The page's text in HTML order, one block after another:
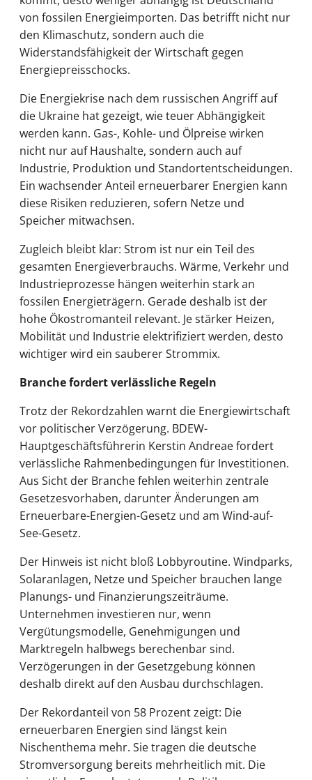
von fossilen Energieimporten. Das betrifft nicht nur
den Klimaschutz, sondern auch die
Widerstandsfähigkeit der Wirtschaft gegen
Energiepreisschocks.
Die Energiekrise nach dem russischen Angriff auf
die Ukraine hat gezeigt, wie teuer Abhängigkeit
werden kann. Gas-, Kohle- und Ölpreise wirken
nicht nur auf Haushalte, sondern auch auf
Industrie, Produktion und Standortentscheidungen.
Ein wachsender Anteil erneuerbarer Energien kann
diese Risiken reduzieren, sofern Netze und
Speicher mitwachsen.
Zugleich bleibt klar: Strom ist nur ein Teil des
gesamten Energieverbrauchs. Wärme, Verkehr und
Industrieprozesse hängen weiterhin stark an
fossilen Energieträgern. Gerade deshalb ist der
hohe Ökostromanteil relevant. Je stärker Heizen,
Mobilität und Industrie elektrifiziert werden, desto
wichtiger wird ein sauberer Strommix.
Branche fordert verlässliche Regeln
Trotz der Rekordzahlen warnt die Energiewirtschaft
vor politischer Verzögerung. BDEW-
Hauptgeschäftsführerin Kerstin Andreae fordert
verlässliche Rahmenbedingungen für Investitionen.
Aus Sicht der Branche fehlen weiterhin zentrale
Gesetzesvorhaben, darunter Änderungen am
Erneuerbare-Energien-Gesetz und am Wind-auf-
See-Gesetz.
Der Hinweis ist nicht bloß Lobbyroutine. Windparks,
Solaranlagen, Netze und Speicher brauchen lange
Planungs- und Finanzierungszeiträume.
Unternehmen investieren nur, wenn
Vergütungsmodelle, Genehmigungen und
Marktregeln halbwegs berechenbar sind.
Verzögerungen in der Gesetzgebung können
deshalb direkt auf den Ausbau durchschlagen.
Der Rekordanteil von 58 Prozent zeigt: Die
erneuerbaren Energien sind längst kein
Nischenthema mehr. Sie tragen die deutsche
Stromversorgung bereits mehrheitlich mit. Die